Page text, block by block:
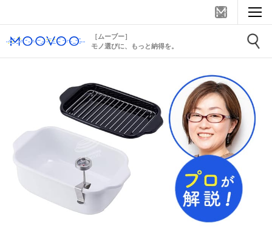
［ムーブー］
モノ選びに、もっと納得を。